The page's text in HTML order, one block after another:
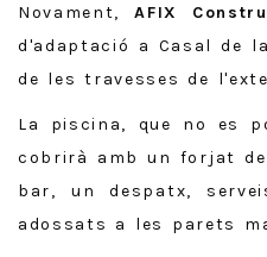
Novament, AFIX
d'adaptació a Casal de
de les travesses de
La piscina, que no es
cobrirà amb un forjat
bar, un despatx,
adossats a les parets